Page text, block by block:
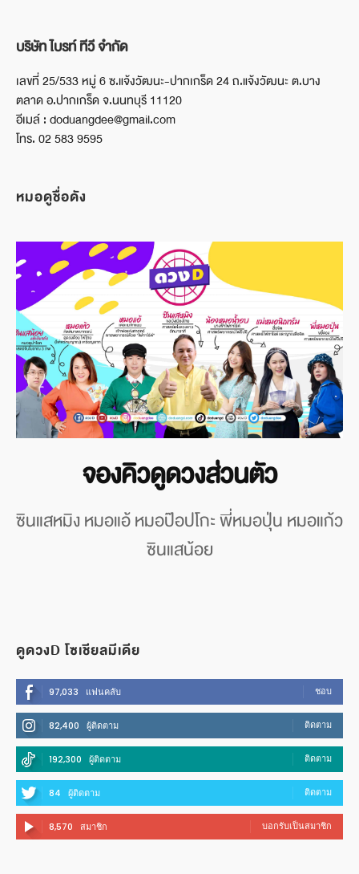
บริษัท ไบรท์ ทีวี จำกัด
เลขที่ 25/533 หมู่ 6 ซ.แจ้งวัฒนะ-ปากเกร็ด 24 ถ.แจ้งวัฒนะ ต.บาง
ตลาด อ.ปากเกร็ด จ.นนทบุรี 11120
อีเมล์ : doduangdee@gmail.com
โทร. 02 583 9595
หมอดูชื่อดัง
จองคิวดูดวงส่วนตัว
ซินแสหมิง หมอแอ้ หมอป๊อปโกะ พี่หมอปุ่น หมอแก้ว
ซินแสน้อย
ดูดวงD โซเชียลมีเดีย
97,033 แฟนคลับ ชอบ
82,400 ผู้ติดตาม ติดตาม
192,300 ผู้ติดตาม ติดตาม
84 ผู้ติดตาม ติดตาม
8,570 สมาชิก บอกรับเป็นสมาชิก